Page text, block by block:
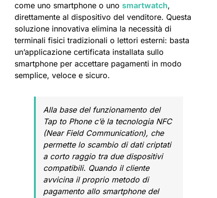
come uno smartphone o uno smartwatch,
direttamente al dispositivo del venditore. Questa
soluzione innovativa elimina la necessità di
terminali fisici tradizionali o lettori esterni: basta
un’applicazione certificata installata sullo
smartphone per accettare pagamenti in modo
semplice, veloce e sicuro.
Alla base del funzionamento del
Tap to Phone c’è la tecnologia NFC
(Near Field Communication), che
permette lo scambio di dati criptati
a corto raggio tra due dispositivi
compatibili. Quando il cliente
avvicina il proprio metodo di
pagamento allo smartphone del